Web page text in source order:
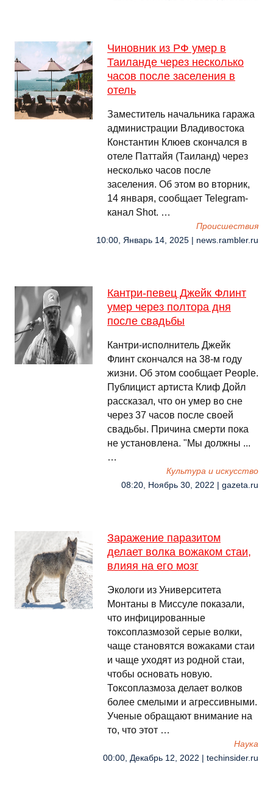
Чиновник из РФ умер в
Таиланде через несколько
часов после заселения в
отель
Заместитель начальника гаража
администрации Владивостока
Константин Клюев скончался в
отеле Паттайя (Таиланд) через
несколько часов после
заселения. Об этом во вторник,
14 января, сообщает Telegram-
канал Shot. …
Происшествия
10:00, Январь 14, 2025 | news.rambler.ru
Кантри-певец Джейк Флинт
умер через полтора дня
после свадьбы
Кантри-исполнитель Джейк
Флинт скончался на 38-м году
жизни. Об этом сообщает People.
Публицист артиста Клиф Дойл
рассказал, что он умер во сне
через 37 часов после своей
свадьбы. Причина смерти пока
не установлена. "Мы должны ...
…
Культура и искусство
08:20, Ноябрь 30, 2022 | gazeta.ru
Заражение паразитом
делает волка вожаком стаи,
влияя на его мозг
Экологи из Университета
Монтаны в Миссуле показали,
что инфицированные
токсоплазмозой серые волки,
чаще становятся вожаками стаи
и чаще уходят из родной стаи,
чтобы основать новую.
Токсоплазмоза делает волков
более смелыми и агрессивными.
Ученые обращают внимание на
то, что этот …
Наука
00:00, Декабрь 12, 2022 | techinsider.ru